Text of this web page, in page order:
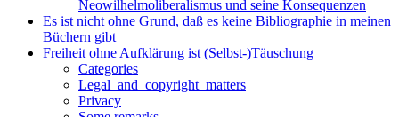
Neowilhelmoliberalismus und seine Konsequenzen
Es ist nicht ohne Grund, daß es keine Bibliographie in meinen
Büchern gibt
Freiheit ohne Aufklärung ist (Selbst-)Täuschung
Categories
Legal_and_copyright_matters
Privacy